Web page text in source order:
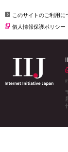
このサイトのご利用に
個人情報保護ポリシー